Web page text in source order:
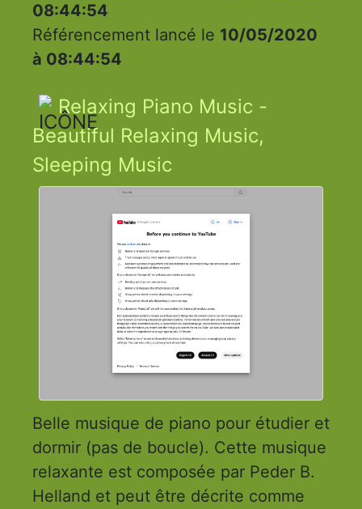
08:44:54
Référencement lancé le 10/05/2020
à 08:44:54
Relaxing Piano Music -
Beautiful Relaxing Music,
Sleeping Music
Belle musique de piano pour étudier et
dormir (pas de boucle). Cette musique
relaxante est composée par Peder B.
Helland et peut être décrite comme